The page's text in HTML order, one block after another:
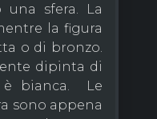
sfera. La
la figura
o di bronzo.
dipinta di
è bianca. Le
sono appena